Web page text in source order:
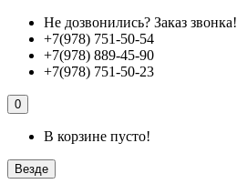
Не дозвонились? Заказ звонка!
+7(978) 751-50-54
+7(978) 889-45-90
+7(978) 751-50-23
0
В корзине пусто!
Везде